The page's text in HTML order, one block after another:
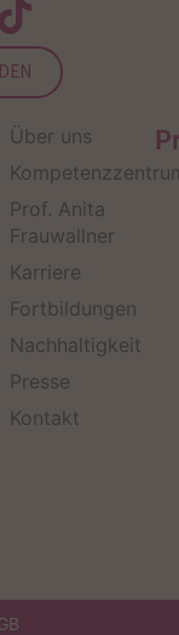
Über uns
Prof. Anita
Frauwallner
Karriere
Fortbildungen
Nachhaltigkeit
Presse
Kontakt